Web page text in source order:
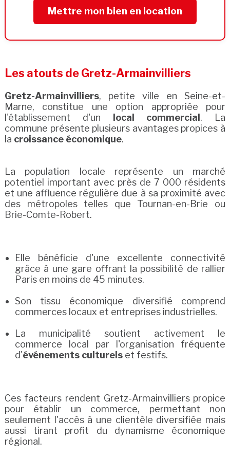
Mettre mon bien en location
Les atouts de Gretz-Armainvilliers
Gretz-Armainvilliers, petite ville en Seine-et-
Marne, constitue une option appropriée pour
l'établissement d'un
local commercial . La
commune présente plusieurs avantages propices à
la croissance économique.
La population locale représente un marché
potentiel important avec près de 7 000 résidents
et une affluence régulière due à sa proximité avec
des métropoles telles que Tournan-en-Brie ou
Brie-Comte-Robert.
Elle bénéficie d'une excellente connectivité
grâce à une gare offrant la possibilité de rallier
Paris en moins de 45 minutes.
Son tissu économique diversifié comprend
commerces locaux et entreprises industrielles.
La municipalité soutient activement le
commerce local par l'organisation fréquente
d'événements culturelset festifs.
Ces facteurs rendent Gretz-Armainvilliers propice
pour établir un commerce, permettant non
seulement l'accès à une clientèle diversifiée mais
aussi tirant profit du dynamisme économique
régional.